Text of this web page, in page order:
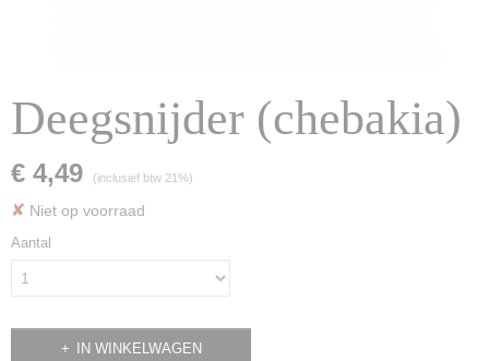
Deegsnijder (chebakia)
€ 4,49 (inclusief btw 21%)
✘ Niet op voorraad
Aantal
IN WINKELWAGEN